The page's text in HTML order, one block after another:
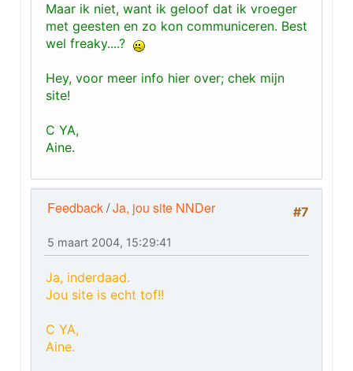
Maar ik niet, want ik geloof dat ik vroeger
met geesten en zo kon communiceren. Best
wel freaky....?
Hey, voor meer info hier over; chek mijn
site!
C YA,
Aine.
#7
Feedback/Ja, jou site NNDer
5 maart 2004, 15:29:41
Ja, inderdaad.
Jou site is echt tof!!
C YA,
Aine.